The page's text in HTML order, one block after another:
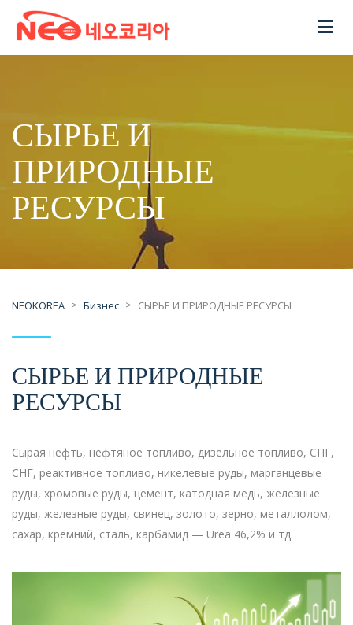
СЫРЬЕ И
ПРИРОДНЫЕ
РЕСУРСЫ
NEOKOREA > Бизнес > СЫРЬЕ И ПРИРОДНЫЕ РЕСУРСЫ
СЫРЬЕ И ПРИРОДНЫЕ
РЕСУРСЫ
Сырая нефть, нефтяное топливо, дизельное топливо, СПГ,
СНГ, реактивное топливо, никелевые руды, марганцевые
руды, хромовые руды, цемент, катодная медь, железные
руды, железные руды, свинец, золото, зерно, металлолом,
сахар, кремний, сталь, карбамид — Urea 46,2% и тд.